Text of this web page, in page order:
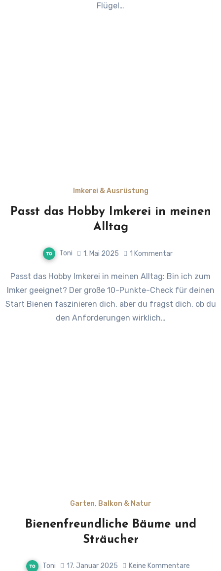
Flügel…
Imkerei & Ausrüstung
Passt das Hobby Imkerei in meinen
Alltag
Toni 1. Mai 2025 1 Kommentar
Passt das Hobby Imkerei in meinen Alltag: Bin ich zum
Imker geeignet? Der große 10-Punkte-Check für deinen
Start Bienen faszinieren dich, aber du fragst dich, ob du
den Anforderungen wirklich…
Garten, Balkon & Natur
Bienenfreundliche Bäume und
Sträucher
Toni 17. Januar 2025 Keine Kommentare